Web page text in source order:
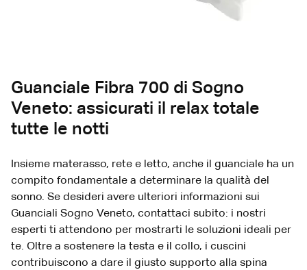
Guanciale Fibra 700 di Sogno
Veneto: assicurati il relax totale
tutte le notti
Insieme materasso, rete e letto, anche il guanciale ha un
compito fondamentale a determinare la qualità del
sonno. Se desideri avere ulteriori informazioni sui
Guanciali Sogno Veneto, contattaci subito: i nostri
esperti ti attendono per mostrarti le soluzioni ideali per
te. Oltre a sostenere la testa e il collo, i cuscini
contribuiscono a dare il giusto supporto alla spina